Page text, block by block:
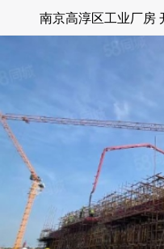
南京高淳区工业厂房